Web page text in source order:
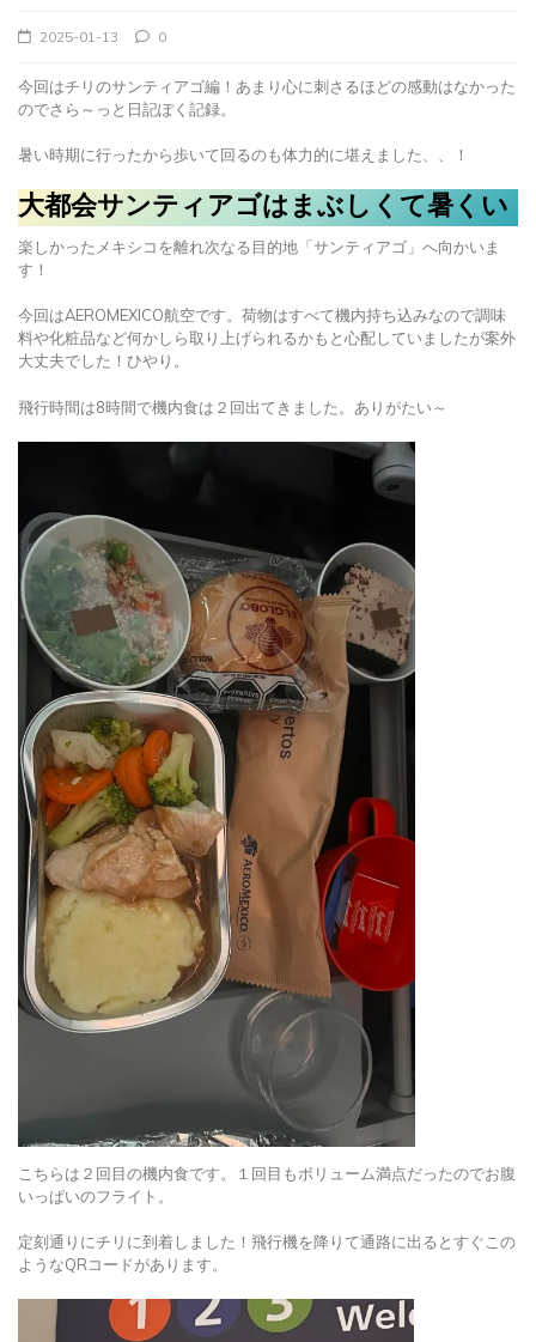
2025-01-13 0
今回はチリのサンティアゴ編！あまり心に刺さるほどの感動はなかった
のでさら～っと日記ぽく記録。
暑い時期に行ったから歩いて回るのも体力的に堪えました、、！
大都会サンティアゴはまぶしくて暑くい
楽しかったメキシコを離れ次なる目的地「サンティアゴ」へ向かいま
す！
今回はAEROMEXICO航空です。荷物はすべて機内持ち込みなので調味
料や化粧品など何かしら取り上げられるかもと心配していましたが案外
大丈夫でした！ひやり。
飛行時間は8時間で機内食は２回出てきました。ありがたい～
こちらは２回目の機内食です。１回目もボリューム満点だったのでお腹
いっぱいのフライト。
定刻通りにチリに到着しました！飛行機を降りて通路に出るとすぐこの
ようなQRコードがあります。